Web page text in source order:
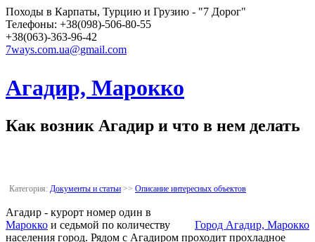
Походы в Карпаты, Турцию и Грузию - "7 Дорог"
Телефоны: +38(098)-506-80-55
+38(063)-363-96-42
7ways.com.ua@gmail.com
Агадир, Марокко
Как возник Агадир и что в нем делать
Категория: Документы и статьи >> Описание интересных объектов
Город Агадир, Марокко
Агадир - курорт номер один в
Марокко и седьмой по количеству
населения город. Рядом с Агадиром проходит прохладное